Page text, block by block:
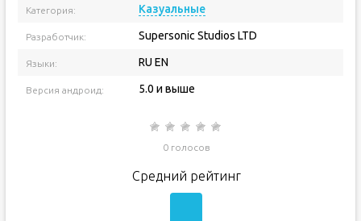
Категория: Казуальные
Разработчик: Supersonic Studios LTD
Языки: RU EN
Версия андроид: 5.0 и выше
0 голосов
Средний рейтинг